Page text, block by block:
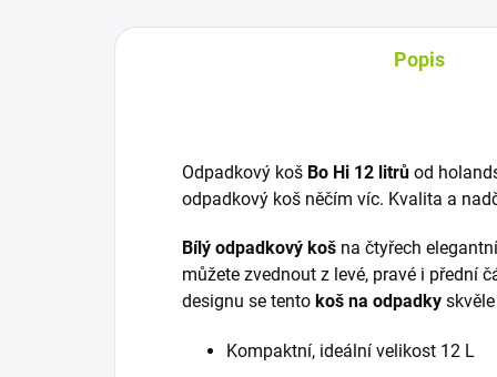
Popis
Odpadkový koš Bo Hi 12 litrů od
odpadkový koš něčím víc. Kvalita a
Bílý odpadkový koš na čtyřech
můžete zvednout z levé, pravé i přední
designu se tento koš na odpadky
Kompaktní, ideální velikost 12 L